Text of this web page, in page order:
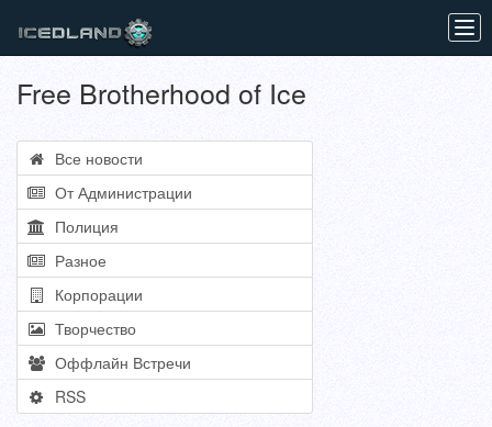
Free Brotherhood of Ice
Все новости
От Администрации
Полиция
Разное
Корпорации
Творчество
Оффлайн Встречи
RSS